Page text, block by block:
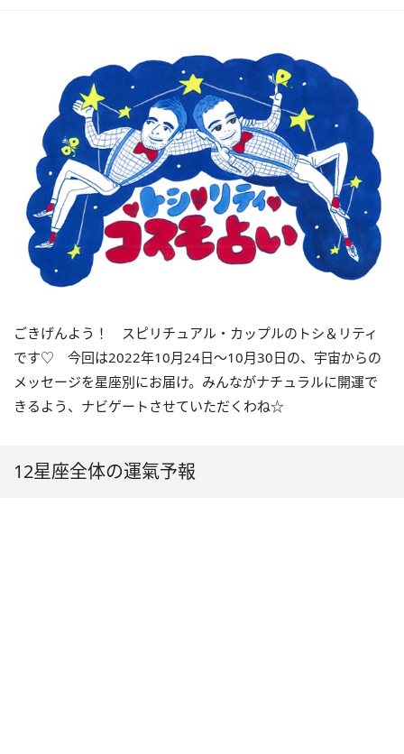
ごきげんよう！ スピリチュアル・カップルのトシ＆リティ
です♡ 今回は2022年10月24日〜10月30日の、宇宙からの
メッセージを星座別にお届け。みんながナチュラルに開運で
きるよう、ナビゲートさせていただくわね☆
12星座全体の運氣予報